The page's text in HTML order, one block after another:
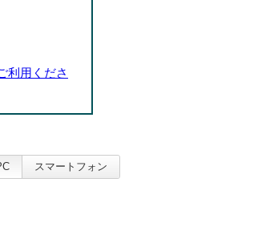
利用くださ
スマートフォン